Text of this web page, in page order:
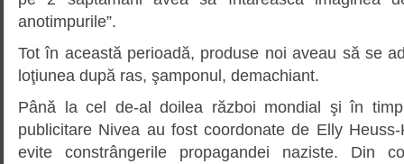
anotimpurile”.
Tot în această perioadă, produse noi aveau să se
loţiunea după ras, şamponul, demachiant.
Până la cel de-al doilea război mondial şi în
publicitare Nivea au fost coordonate de Elly
evite constrângerile propagandei naziste. Din